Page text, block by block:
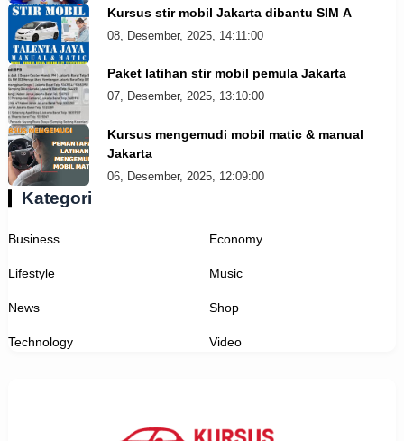
Kursus stir mobil Jakarta dibantu SIM A
08, Desember, 2025, 14:11:00
Paket latihan stir mobil pemula Jakarta
07, Desember, 2025, 13:10:00
Kursus mengemudi mobil matic & manual
Jakarta
06, Desember, 2025, 12:09:00
Kategori
Business Economy
Lifestyle Music
News Shop
Technology Video